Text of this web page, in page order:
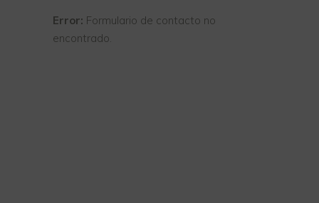
Error: Formulario de contacto no
encontrado.